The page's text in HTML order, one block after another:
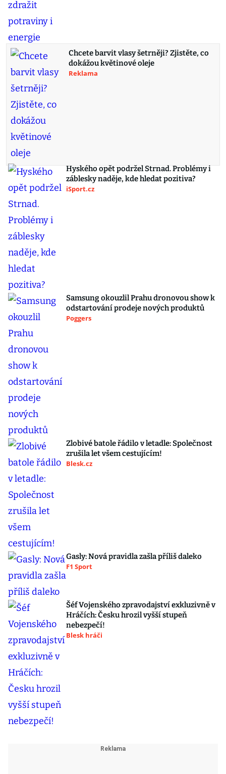
Chcete barvit vlasy šetrněji? Zjistěte, co
dokážou květinové oleje
Reklama
Hyského opět podržel Strnad. Problémy i
záblesky naděje, kde hledat pozitiva?
iSport.cz
Samsung okouzlil Prahu dronovou show k
odstartování prodeje nových produktů
Poggers
Zlobivé batole řádilo v letadle: Společnost
zrušila let všem cestujícím!
Blesk.cz
Gasly: Nová pravidla zašla příliš daleko
F1 Sport
Šéf Vojenského zpravodajství exkluzivně v
Hráčích: Česku hrozil vyšší stupeň
nebezpečí!
Blesk hráči